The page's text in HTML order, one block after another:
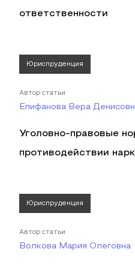
ответственности
Юриспруденция
Автор статьи
Епифанова Вера
Уголовно-правовые
противодействии
Юриспруденция
Автор статьи
Волкова Мария Олеговна